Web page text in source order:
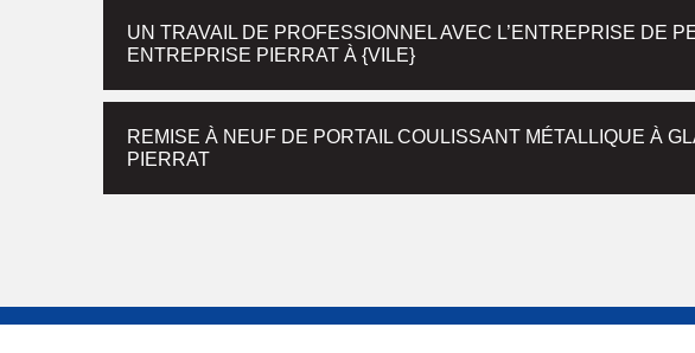
UN TRAVAIL DE PROFESSIONNEL AVEC L’ENTREPRISE DE
ENTREPRISE PIERRAT À {VILE}
REMISE À NEUF DE PORTAIL COULISSANT MÉTALLIQUE À
PIERRAT